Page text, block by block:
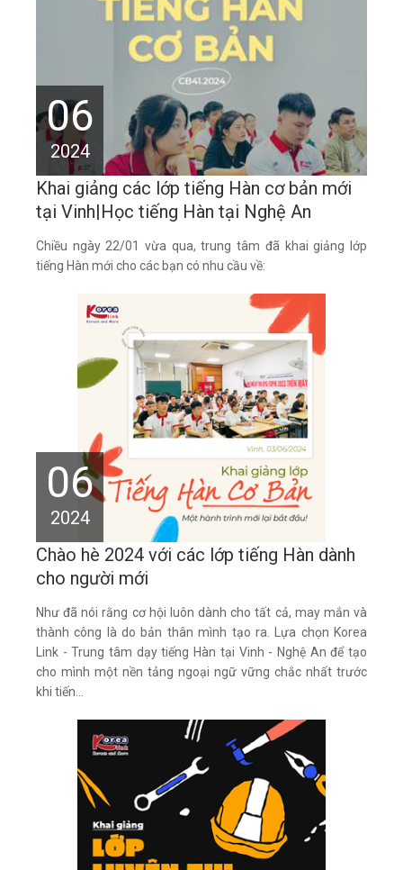
06
2024
Khai giảng các lớp tiếng Hàn cơ bản mới
tại Vinh|Học tiếng Hàn tại Nghệ An
Chiều ngày 22/01 vừa qua, trung tâm đã khai giảng lớp
tiếng Hàn mới cho các bạn có nhu cầu về:
06
2024
Chào hè 2024 với các lớp tiếng Hàn dành
cho người mới
Như đã nói rằng cơ hội luôn dành cho tất cả, may mắn và
thành công là do bản thân mình tạo ra. Lựa chọn Korea
Link - Trung tâm dạy tiếng Hàn tại Vinh - Nghệ An để tạo
cho mình một nền tảng ngoại ngữ vững chắc nhất trước
khi tiến...